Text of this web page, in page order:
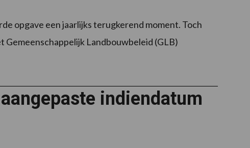
opgave een jaarlijks terugkerend moment. Toch
Gemeenschappelijk Landbouwbeleid (GLB)
indiendatum